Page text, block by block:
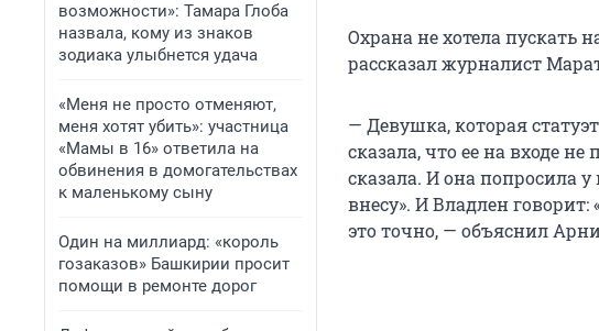
возможности»: Тамара Глоба
назвала, кому из знаков
зодиака улыбнется удача
«Меня не просто отменяют,
меня хотят убить»: участница
«Мамы в 16» ответила на
обвинения в домогательствах
к маленькому сыну
Один на миллиард: «король
гозаказов» Башкирии просит
помощи в ремонте дорог
Охрана не хотела пускать
рассказал журналист
— Девушка, которая
сказала, что ее на входе
сказала. И она попросила
внесу». И Владлен говорит:
это точно, — объяснил